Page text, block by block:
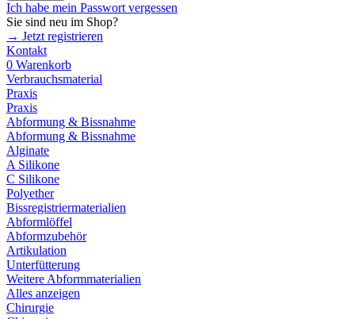
Ich habe mein Passwort vergessen
Sie sind neu im Shop?
→ Jetzt registrieren
Kontakt
0 Warenkorb
Verbrauchsmaterial
Praxis
Praxis
Abformung & Bissnahme
Abformung & Bissnahme
Alginate
A Silikone
C Silikone
Polyether
Bissregistriermaterialien
Abformlöffel
Abformzubehör
Artikulation
Unterfütterung
Weitere Abformmaterialien
Alles anzeigen
Chirurgie